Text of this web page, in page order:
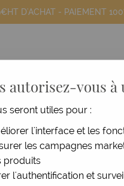
D'ACHAT - PAIEMENT
blanche gamme
autorisez-vous à
seront utiles pour :
l'interface et les
les campagnes
produits
l'authentification et